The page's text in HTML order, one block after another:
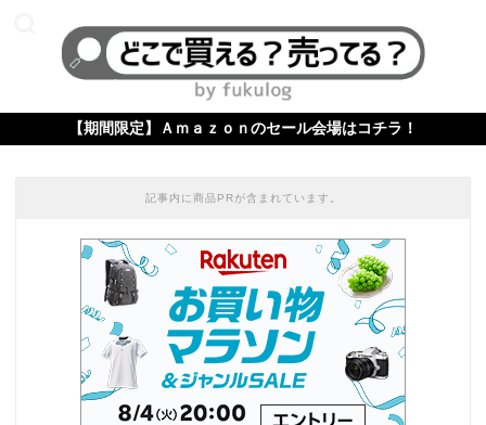
【期間限定】Ａｍａｚｏｎのセール会場はコチラ！
記事内に商品PRが含まれています。